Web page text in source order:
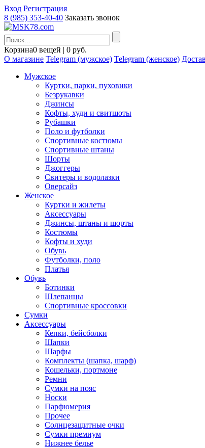
Вход Регистрация
8 (985) 353-40-40 Заказать звонок
Корзина0 вещей | 0 руб.
О магазине Telegram (мужское) Telegram (женское)
Мужское
Куртки, парки, пуховики
Безрукавки
Джинсы
Кофты, худи и свитшоты
Рубашки
Поло и футболки
Спортивные костюмы
Спортивные штаны
Шорты
Джоггеры
Свитеры и водолазки
Оверсайз
Женское
Куртки и жилеты
Аксессуары
Джинсы, штаны и шорты
Костюмы
Кофты и худи
Обувь
Футболки, поло
Платья
Обувь
Ботинки
Шлепанцы
Спортивные кроссовки
Сумки
Аксессуары
Кепки, бейсболки
Шапки
Шарфы
Комплекты (шапка, шарф)
Кошельки, портмоне
Ремни
Сумки на пояс
Носки
Парфюмерия
Прочее
Солнцезащитные очки
Сумки премиум
Нижнее белье